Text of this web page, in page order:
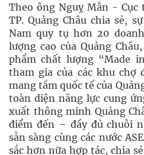
Theo ông Nguỵ Mẫn - Cục
TP. Quảng Châu chia sẻ,
Nam quy tụ hơn 20
lượng cao của Quảng
phẩm chất lượng “Made
tham gia của các khu chợ
mang tầm quốc tế của
toàn diện năng lực cung
xuất thông minh Quảng
điểm đến – đầy đủ chuỗi
sẵn sàng cùng các nước
sắc hơn nữa hợp tác, chia